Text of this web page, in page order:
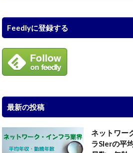
Feedlyに登録する
最新の投稿
ネットワー
ラSIerの平